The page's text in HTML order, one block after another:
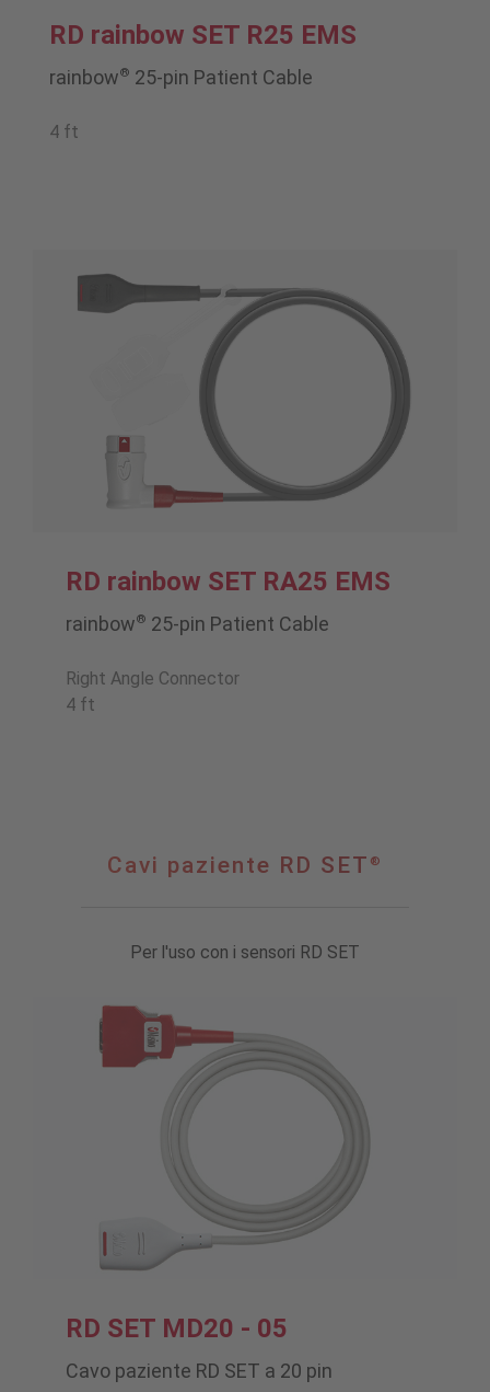
RD rainbow SET R25 EMS
rainbow® 25-pin Patient Cable
4 ft
RD rainbow SET RA25 EMS
rainbow® 25-pin Patient Cable
Right Angle Connector
4 ft
Cavi paziente RD SET ®
Per l'uso con i sensori RD SET
RD SET MD20 - 05
Cavo paziente RD SET a 20 pin